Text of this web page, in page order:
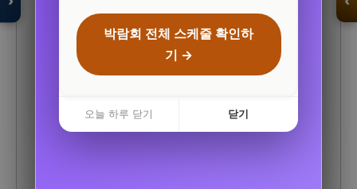
박람회 전체 스케줄 확인하
기 →
오늘 하루 닫기 닫기